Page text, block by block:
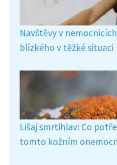
Navštěvy v
blízkého v těžké situaci
Lišaj smrtihlav: Co
tomto kožním